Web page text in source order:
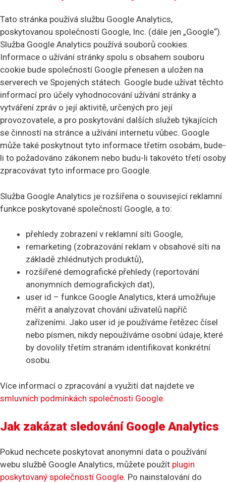
Tato stránka používá službu Google Analytics,
poskytovanou společností Google, Inc. (dále jen „Google“).
Služba Google Analytics používá souborů cookies.
Informace o užívání stránky spolu s obsahem souboru
cookie bude společností Google přenesen a uložen na
serverech ve Spojených státech. Google bude užívat těchto
informací pro účely vyhodnocování užívání stránky a
vytváření zpráv o její aktivitě, určených pro její
provozovatele, a pro poskytování dalších služeb týkajících
se činností na stránce a užívání internetu vůbec. Google
může také poskytnout tyto informace třetím osobám, bude-
li to požadováno zákonem nebo budu-li takovéto třetí osoby
zpracovávat tyto informace pro Google.
Služba Google Analytics je rozšířena o související reklamní
funkce poskytované společností Google, a to:
přehledy zobrazení v reklamní síti Google,
remarketing (zobrazování reklam v obsahové síti na
základě zhlédnutých produktů),
rozšířené demografické přehledy (reportování
anonymních demografických dat),
user id – funkce Google Analytics, která umožňuje
měřit a analyzovat chování uživatelů napříč
zařízeními. Jako user id je používáme řetězec čísel
nebo písmen, nikdy nepoužíváme osobní údaje, které
by dovolily třetím stranám identifikovat konkrétní
osobu.
Více informací o zpracování a využití dat najdete ve
smluvních podmínkách společnosti Google.
Jak zakázat sledování Google Analytics
Pokud nechcete poskytovat anonymní data o používání
webu službě Google Analytics, můžete použít plugin
poskytovaný společností Google. Po nainstalování do